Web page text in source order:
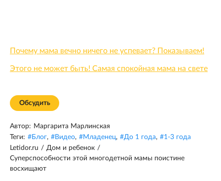
Почему мама вечно ничего не успевает? Показываем!
Этого не может быть! Самая спокойная мама на свете
Обсудить
Автор: Маргарита Марлинская
Теги: #Блог, #Видео, #Младенец, #До 1 года, #1-3 года
Letidor.ru / Дом и ребенок /
Суперспособности этой многодетной мамы поистине
восхищают